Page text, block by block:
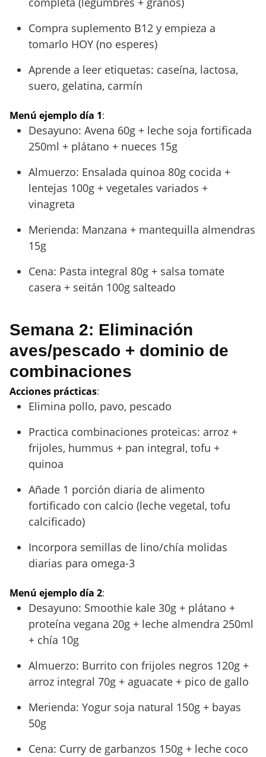
Compra suplemento B12 y empieza a
tomarlo HOY (no esperes)
Aprende a leer etiquetas: caseína, lactosa,
suero, gelatina, carmín
Menú ejemplo día 1:
Desayuno: Avena 60g + leche soja fortificada
250ml + plátano + nueces 15g
Almuerzo: Ensalada quinoa 80g cocida +
lentejas 100g + vegetales variados +
vinagreta
Merienda: Manzana + mantequilla almendras
15g
Cena: Pasta integral 80g + salsa tomate
casera + seitán 100g salteado
Semana 2: Eliminación
aves/pescado + dominio de
combinaciones
Acciones prácticas:
Elimina pollo, pavo, pescado
Practica combinaciones proteicas: arroz +
frijoles, hummus + pan integral, tofu +
quinoa
Añade 1 porción diaria de alimento
fortificado con calcio (leche vegetal, tofu
calcificado)
Incorpora semillas de lino/chía molidas
diarias para omega-3
Menú ejemplo día 2:
Desayuno: Smoothie kale 30g + plátano +
proteína vegana 20g + leche almendra 250ml
+ chía 10g
Almuerzo: Burrito con frijoles negros 120g +
arroz integral 70g + aguacate + pico de gallo
Merienda: Yogur soja natural 150g + bayas
50g
Cena: Curry de garbanzos 150g + leche coco